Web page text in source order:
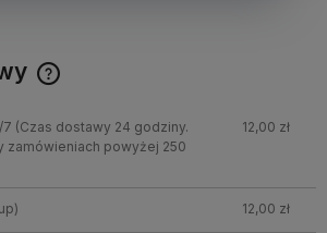
7 (Czas dostawy 24 godziny.
zamówieniach powyżej 250
12,00 zł
12,00 zł